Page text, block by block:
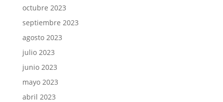
octubre 2023
septiembre 2023
agosto 2023
julio 2023
junio 2023
mayo 2023
abril 2023